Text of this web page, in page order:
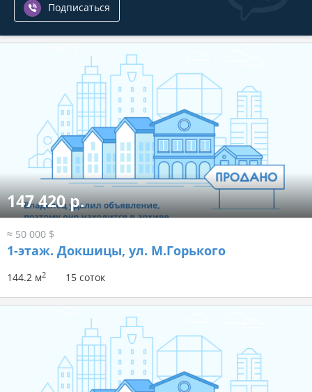
Подписаться
147 420 р.
≈ 50 000 $
1-этаж. Докшицы, ул. М.Горького
144.2 м2 15 соток